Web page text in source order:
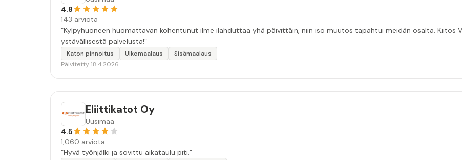
4.8
143 arviota
“Kylpyhuoneen huomattavan kohentunut ilme ilahduttaa yhä päivittäin, niin iso muutos tapahtui meidän osalta. Kiitos
ystävällisestä palvelusta!”
Katon pinnoitus Ulkomaalaus
Sisämaalaus
Päivitetty 18.4.2026
Eliittikatot Oy
Uusimaa
4.5
1,060 arviota
“Hyvä työnjälki ja sovittu aikataulu piti.”